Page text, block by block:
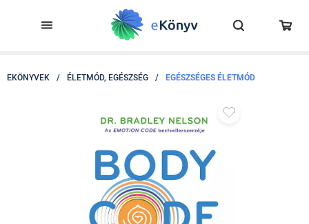
EKÖNYVEK / ÉLETMÓD, EGÉSZSÉG / EGÉSZSÉGES ÉLETMÓD